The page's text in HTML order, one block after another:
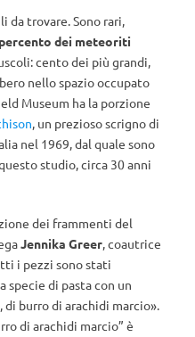
da trovare. Sono rari,
dei meteoriti
cento dei più grandi,
nello spazio occupato
Museum ha la porzione
, un prezioso scrigno di
nel 1969, dal quale sono
studio, circa 30 anni
dei frammenti del
Jennika Greer, coautrice
i pezzi sono stati
specie di pasta con un
burro di arachidi marcio».
di arachidi marcio” è